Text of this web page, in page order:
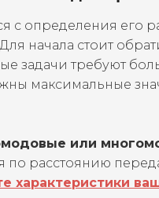
с определения его
начала стоит
задачи требуют
максимальные
или
по расстоянию
характеристики